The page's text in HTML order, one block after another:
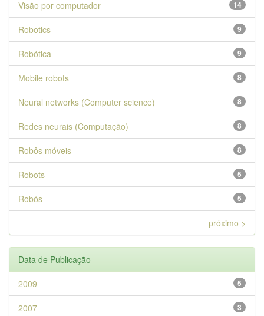
14
Visão por computador
9
Robotics
9
Robótica
8
Mobile robots
8
Neural networks (Computer science)
8
Redes neurais (Computação)
8
Robôs móveis
5
Robots
5
Robôs
próximo >
Data de Publicação
5
2009
3
2007